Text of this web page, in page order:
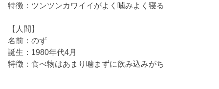
特徴：ツンツンカワイイがよく噛みよく寝る
【人間】
名前：のず
誕生：1980年代4月
特徴：食べ物はあまり噛まずに飲み込みがち